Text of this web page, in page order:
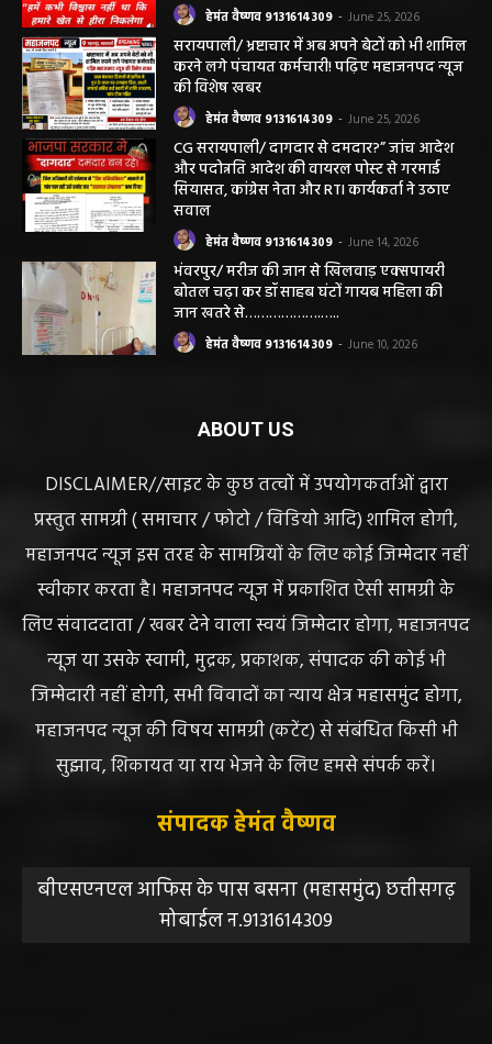
हेमंत वैष्णव 9131614309 - June 25, 2026
सरायपाली/ भ्रष्टाचार में अब अपने बेटों को भी शामिल
करने लगे पंचायत कर्मचारी! पढ़िए महाजनपद न्यूज
की विशेष खबर
हेमंत वैष्णव 9131614309 - June 25, 2026
CG सरायपाली/ दागदार से दमदार?” जांच आदेश
और पदोन्नति आदेश की वायरल पोस्ट से गरमाई
सियासत, कांग्रेस नेता और RTI कार्यकर्ता ने उठाए
सवाल
हेमंत वैष्णव 9131614309 - June 14, 2026
भंवरपुर/ मरीज की जान से खिलवाड़ एक्सपायरी
बोतल चढ़ा कर डॉ साहब घंटों गायब महिला की
जान खतरे से……………….…..
हेमंत वैष्णव 9131614309 - June 10, 2026
ABOUT US
DISCLAIMER//साइट के कुछ तत्वों में उपयोगकर्ताओं द्वारा
प्रस्तुत सामग्री ( समाचार / फोटो / विडियो आदि) शामिल होगी,
महाजनपद न्यूज इस तरह के सामग्रियों के लिए कोई जिम्मेदार नहीं
स्वीकार करता है। महाजनपद न्यूज में प्रकाशित ऐसी सामग्री के
लिए संवाददाता / खबर देने वाला स्वयं जिम्मेदार होगा, महाजनपद
न्यूज या उसके स्वामी, मुद्रक, प्रकाशक, संपादक की कोई भी
जिम्मेदारी नहीं होगी, सभी विवादों का न्याय क्षेत्र महासमुंद होगा,
महाजनपद न्यूज की विषय सामग्री (कटेंट) से संबंधित किसी भी
सुझाव, शिकायत या राय भेजने के लिए हमसे संपर्क करें।
संपादक हेमंत वैष्णव
बीएसएनएल आफिस के पास बसना (महासमुंद) छत्तीसगढ़
मोबाईल न.9131614309